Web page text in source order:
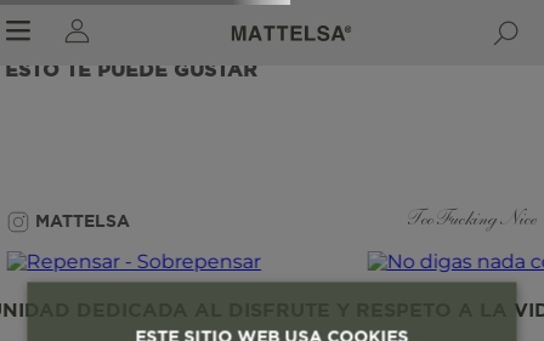
ESTO TE PUEDE GUSTAR
MATTELSA Too Fucking Nice
DEDICADA AL DISFRUTE Y RESPETO A LA